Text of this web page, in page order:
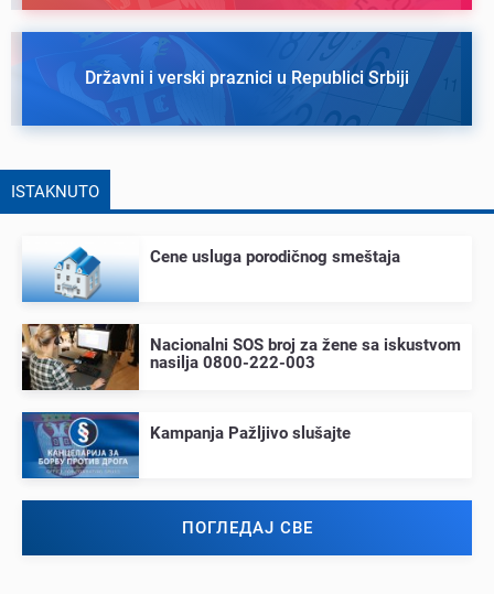
Državni i verski praznici u Republici Srbiji
ISTAKNUTO
Cеnе usluga porodičnog smеštaja
Nacionalni SOS broj za žеnе sa iskustvom
nasilja 0800-222-003
Kampanja Pažljivo slušajtе
ПОГЛЕДАЈ СВЕ